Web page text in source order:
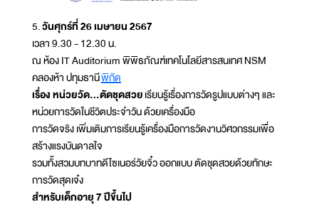
5.วันศุกร์ที่ 26 เมษายน 2567
เวลา 9.30 - 12.30 น.
ณ ห้อง IT Auditorium พิพิธภัณฑ์เทคโนโลยีสารสนเทศ NSM
คลองห้า ปทุมธานีพิกัด
เรื่อง หน่วยวัด...ตัดชุดสวยเรียนรู้เรื่องการวัดรูปแบบต่างๆ และ
หน่วยการวัดในชีวิตประจำวัน ด้วยเครื่องมือ
การวัดจริง เพิ่มเติมการเรียนรู้เครื่องมือการวัดงานวิศวกรรมเพื่อ
สร้างแรงบันดาลใจ
รวมทั้งสวมบทบาทดีไซเนอร์วัยจิ๋ว ออกแบบ ตัดชุดสวยด้วยทักษะ
การวัดสุดเจ๋ง
สำหรับเด็กอายุ 7 ปีขึ้นไป